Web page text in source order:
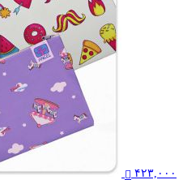
۴۲۳,۰۰۰